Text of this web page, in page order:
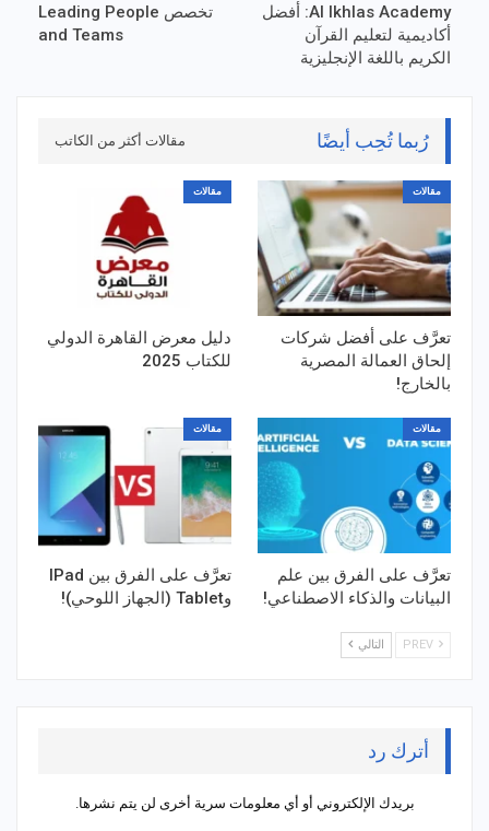
Al Ikhlas Academy: أفضل
أكاديمية لتعليم القرآن
الكريم باللغة الإنجليزية
تخصص Leading People
and Teams
رُبما تُحِب أيضًا مقالات أكثر من الكاتب
مقالات
تعرَّف على أفضل شركات
إلحاق العمالة المصرية
بالخارج!
مقالات
دليل معرض القاهرة الدولي
للكتاب 2025
مقالات
تعرَّف على الفرق بين علم
البيانات والذكاء الاصطناعي!
مقالات
تعرَّف على الفرق بين IPad
وTablet (الجهاز اللوحي)!
التالي
أترك رد
بريدك الإلكتروني أو أي معلومات سرية أخرى لن يتم نشرها.